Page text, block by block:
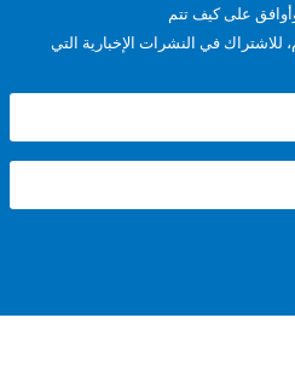
كيف تتم
في النشرات الإخبارية التي